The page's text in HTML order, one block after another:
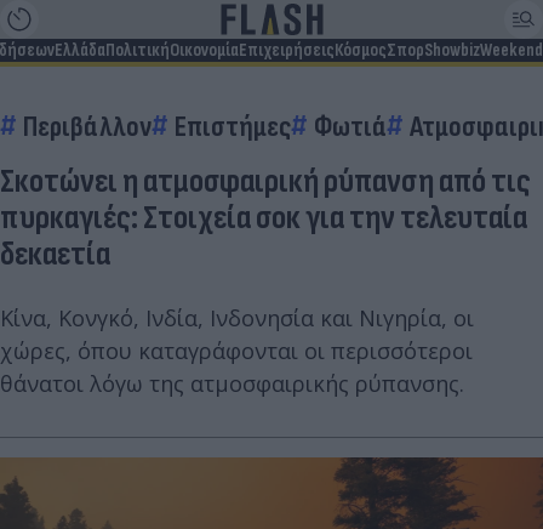
ΕλλάδαΠολιτικήΟικονομίαΕπιχειρήσειςΚόσμοςΣπορShowbizWeekend
Περιβάλλον Επιστήμες Φωτιά
Σκοτώνει η ατμοσφαιρική ρύπανση από τις
πυρκαγιές: Στοιχεία σοκ για την τελευταία
δεκαετία
Κίνα, Κονγκό, Ινδία, Ινδονησία και Νιγηρία, οι
χώρες, όπου καταγράφονται οι περισσότεροι
θάνατοι λόγω της ατμοσφαιρικής ρύπανσης.